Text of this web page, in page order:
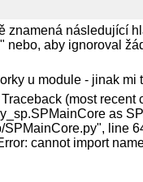
znamená následující
nebo, aby ignoroval
u module - jinak mi
(most
as
line
cannot import